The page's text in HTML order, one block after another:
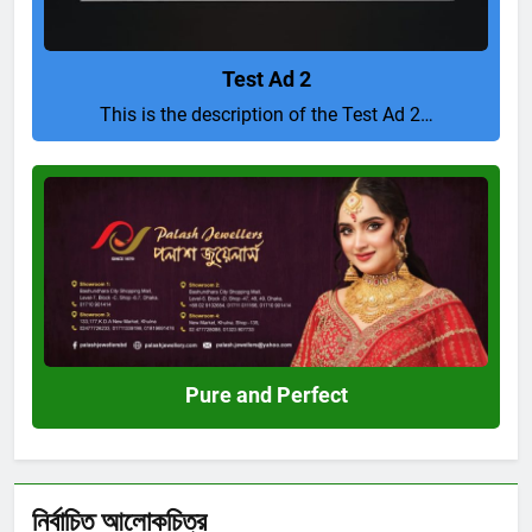
Test Ad 2
This is the description of the Test Ad 2…
Pure and Perfect
নির্বাচিত আলোকচিত্র